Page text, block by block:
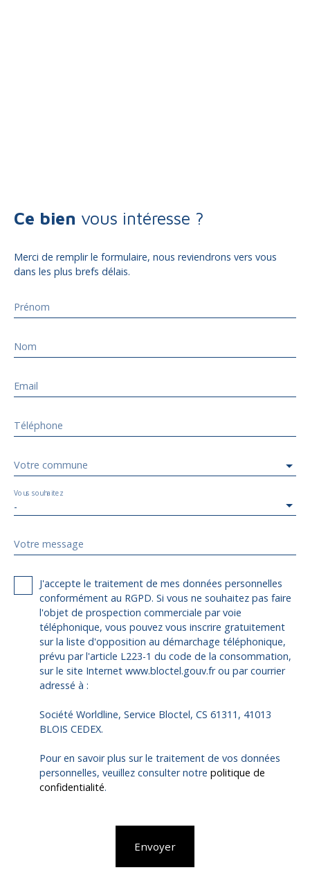
Ce bien vous intéresse ?
Merci de remplir le formulaire, nous reviendrons vers vous
dans les plus brefs délais.
Prénom
Nom
Email
Téléphone
Votre commune
-
Vous souhaitez
Votre message
J'accepte le traitement de mes données personnelles
conformément au RGPD. Si vous ne souhaitez pas faire
l'objet de prospection commerciale par voie
téléphonique, vous pouvez vous inscrire gratuitement
sur la liste d'opposition au démarchage téléphonique,
prévu par l'article L223-1 du code de la consommation,
sur le site Internet www.bloctel.gouv.fr ou par courrier
adressé à :
Société Worldline, Service Bloctel, CS 61311, 41013
BLOIS CEDEX.
Pour en savoir plus sur le traitement de vos données
personnelles, veuillez consulter notre politique de
confidentialité.
Envoyer